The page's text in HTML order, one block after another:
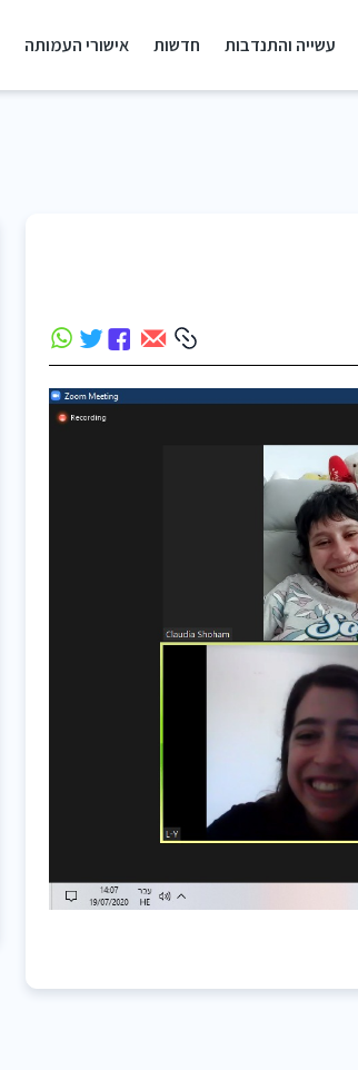
עשייה והתנדבות חדשות אישורי העמותה